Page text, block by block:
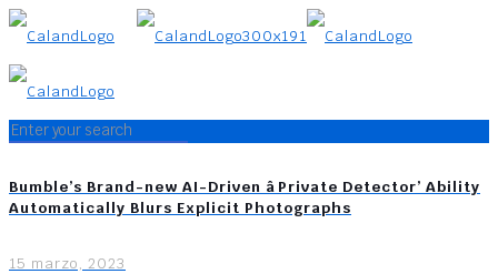
Bumble’s Brand-new AI-Driven âPrivate Detector’ Ability
Automatically Blurs Explicit Photographs
15 marzo, 2023